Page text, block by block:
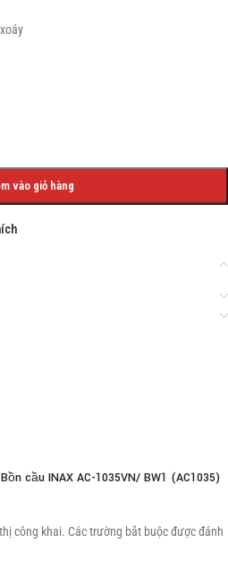
vào giỏ hàng
cầu INAX AC-1035VN/ BW1 (AC1035)
công khai. Các trường bắt buộc được đánh